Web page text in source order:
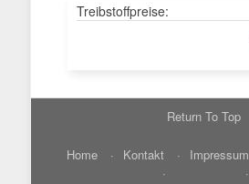
Treibstoffpreise:
Return To Top
Home Kontakt Impressum